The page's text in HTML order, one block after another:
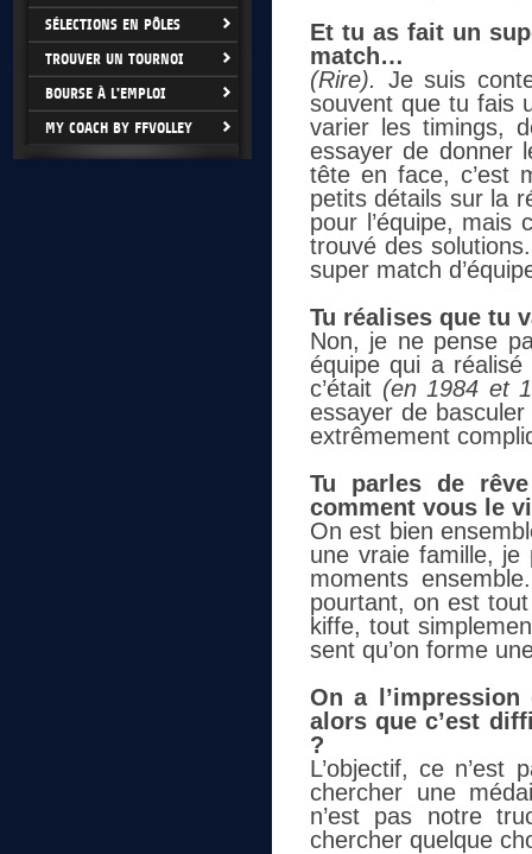
SÉLECTIONS EN PÔLES
TROUVER UN TOURNOI
BOURSE À L'EMPLOI
MY COACH BY FFVOLLEY
Et tu as fait un
match…
(Rire). Je suis
souvent que tu fais
varier les timings,
essayer de donner
tête en face, c’est
petits détails sur la
pour l’équipe, mais
trouvé des
super match
Tu réalises que tu
Non, je ne pense
équipe qui a
c’était (en 1984 et
essayer de
extrêmement
Tu parles de
comment vous le
On est bien
une vraie famille,
moments
pourtant, on est
kiffe, tout
sent qu’on forme
On a
alors que c’est
?
L’objectif, ce n’est
chercher une
n’est pas notre
chercher quelque